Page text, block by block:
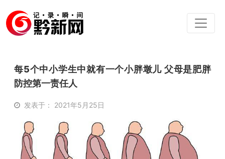
每5个中小学生中就有一个小胖墩儿 父母是肥胖
防控第一责任人
发表于： 2021年5月25日